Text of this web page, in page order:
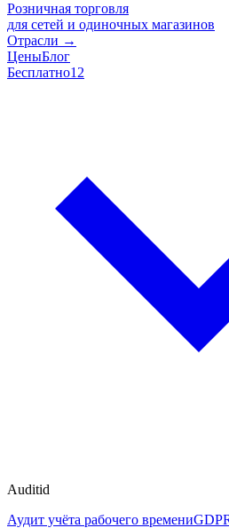
Розничная торговля
для сетей и одиночных магазинов
Отрасли →
ЦеныБлог
Бесплатно12
Auditid
Аудит учёта рабочего времени